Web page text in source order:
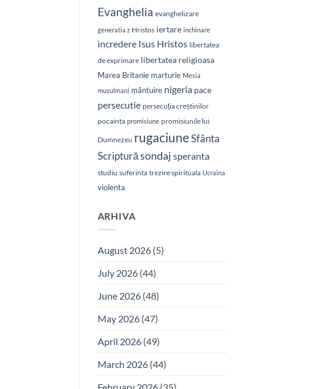
Evanghelia evanghelizare
generatia z Hristos iertare inchinare
incredere Isus Hristos libertatea
de exprimare libertatea religioasa
Marea Britanie marturie Mesia
musulmani mântuire nigeria pace
persecutie persecuția creștinilor
pocainta promisiune promisiunile lui
Dumnezeu rugaciuneSfânta
Scripturăsondaj speranta
studiu suferinta trezire spirituala Ucraina
violenta
ARHIVA
August 2026(5)
July 2026(44)
June 2026(48)
May 2026(47)
April 2026(49)
March 2026(44)